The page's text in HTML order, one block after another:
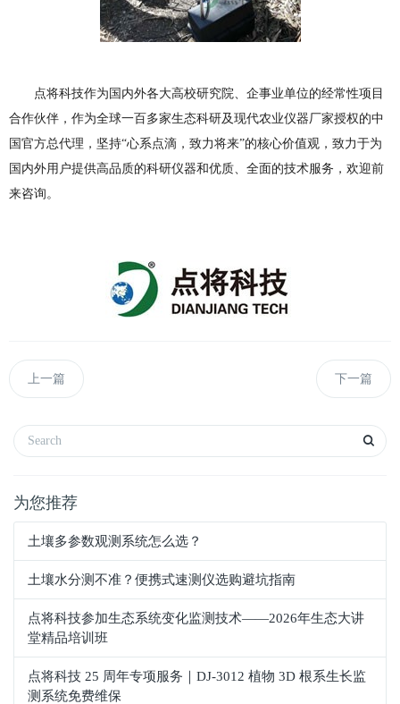
点将科技作为国内外各大高校研究院、企事业单位的经常性项目
合作伙伴，作为全球一百多家生态科研及现代农业仪器厂家授权的中
国官方总代理，坚持“心系点滴，致力将来”的核心价值观，致力于为
国内外用户提供高品质的科研仪器和优质、全面的技术服务，欢迎前
来咨询。
上一篇 下一篇
为您推荐
土壤多参数观测系统怎么选？
土壤水分测不准？便携式速测仪选购避坑指南
点将科技参加生态系统变化监测技术——2026年生态大讲
堂精品培训班
点将科技 25 周年专项服务｜DJ-3012 植物 3D 根系生长监
测系统免费维保